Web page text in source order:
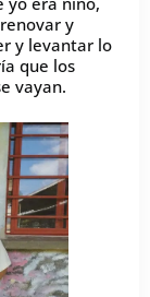
y
y levantar lo
que los
vayan.